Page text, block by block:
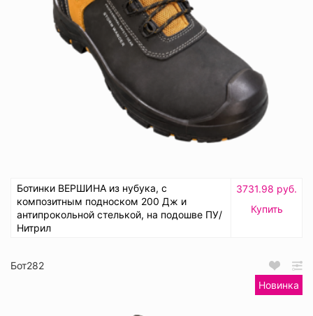
Ботинки ВЕРШИНА из нубука, с
композитным подноском 200 Дж и
антипрокольной стелькой, на подошве ПУ/
Нитрил
3731.98 руб.
Купить
Бот282
Новинка